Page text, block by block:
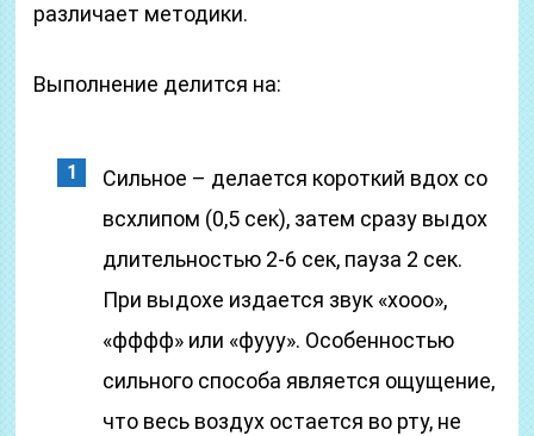
различает методики.
Выполнение делится на:
Сильное – делается короткий вдох со
всхлипом (0,5 сек), затем сразу выдох
длительностью 2-6 сек, пауза 2 сек.
При выдохе издается звук «хооо»,
«фффф» или «фууу». Особенностью
сильного способа является ощущение,
что весь воздух остается во рту, не